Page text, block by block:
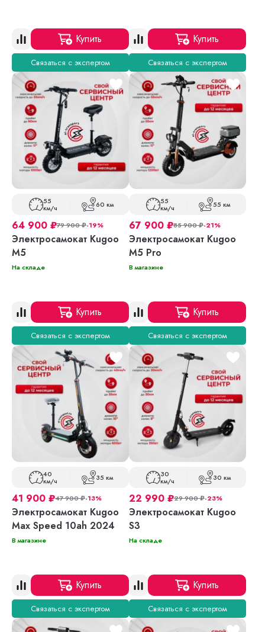
Купить
Связаться с экспертом
Купить
Связаться с экспертом
55
км/ч 60 км
64 900 ₽79 900₽-19%
Электросамокат Kugoo
M5
На складе
Купить
Связаться с экспертом
55
км/ч 55 км
67 900 ₽85 900₽-21%
Электросамокат Kugoo
M5 Pro
В магазине
Купить
Связаться с экспертом
40
км/ч 35 км
41 900 ₽47 900₽-13%
Электросамокат Kugoo
Max Speed 10ah 2024
В магазине
Купить
Связаться с экспертом
30
км/ч 30 км
22 990 ₽29 900₽-23%
Электросамокат Kugoo
S3
На складе
Купить
Связаться с экспертом